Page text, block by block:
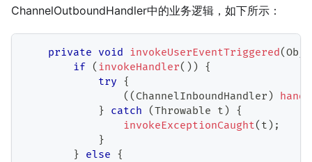
ChannelOutboundHandler中的业务逻辑，如下所示：
private void invokeUserEventTriggered(
if ( invokeHandler( ) ) {
try {
( ( ChannelInboundHandler )
} catch (Throwable t ) {
invokeExceptionCaught( t ) ;
}
} else {